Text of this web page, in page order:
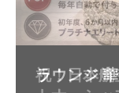
祝！日本
ラウンジ
The
日本航空
バンコク